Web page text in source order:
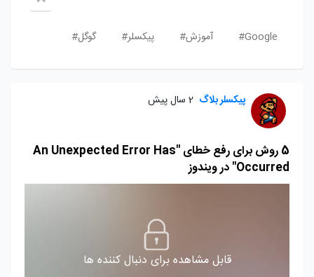
Google# آموزش# پیکسلر# گوگل#
پیکسلر بلاگ 2 سال پیش
5 روش برای رفع خطای "An Unexpected Error Has
Occurred" در ویندوز
قابل مشاهده برای دنبال کننده ها